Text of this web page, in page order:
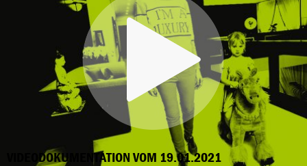
VIDEODOKUMENTATION VOM 19.01.2021